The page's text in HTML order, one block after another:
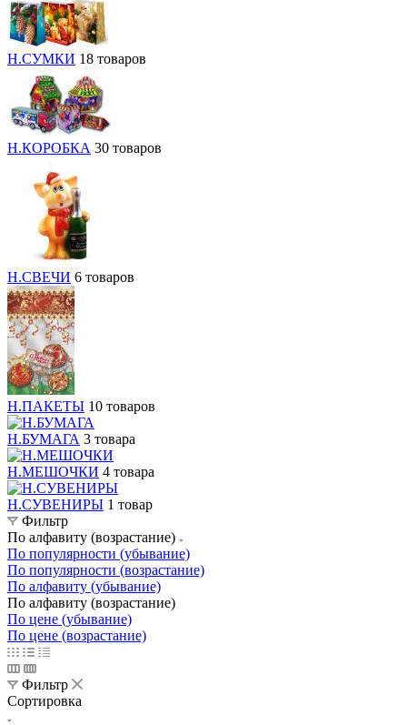
Н.СУМКИ 18 товаров
Н.КОРОБКА 30 товаров
Н.СВЕЧИ 6 товаров
Н.ПАКЕТЫ 10 товаров
Н.БУМАГА 3 товара
Н.МЕШОЧКИ 4 товара
Н.СУВЕНИРЫ 1 товар
Фильтр
По алфавиту (возрастание)
По популярности (убывание)
По популярности (возрастание)
По алфавиту (убывание)
По алфавиту (возрастание)
По цене (убывание)
По цене (возрастание)
Фильтр
Сортировка